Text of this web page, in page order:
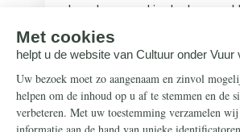
volgende generatie sterker maakt.
Lees meer